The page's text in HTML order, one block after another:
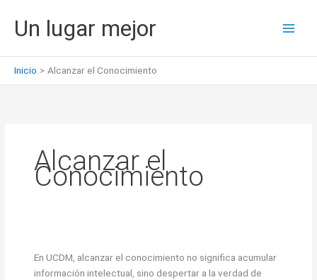
contenido
Un lugar mejor
Inicio Alcanzar el Conocimiento
Alcanzar el
Conocimiento
En UCDM, alcanzar el conocimiento no significa acumular
información intelectual, sino despertar a la verdad de